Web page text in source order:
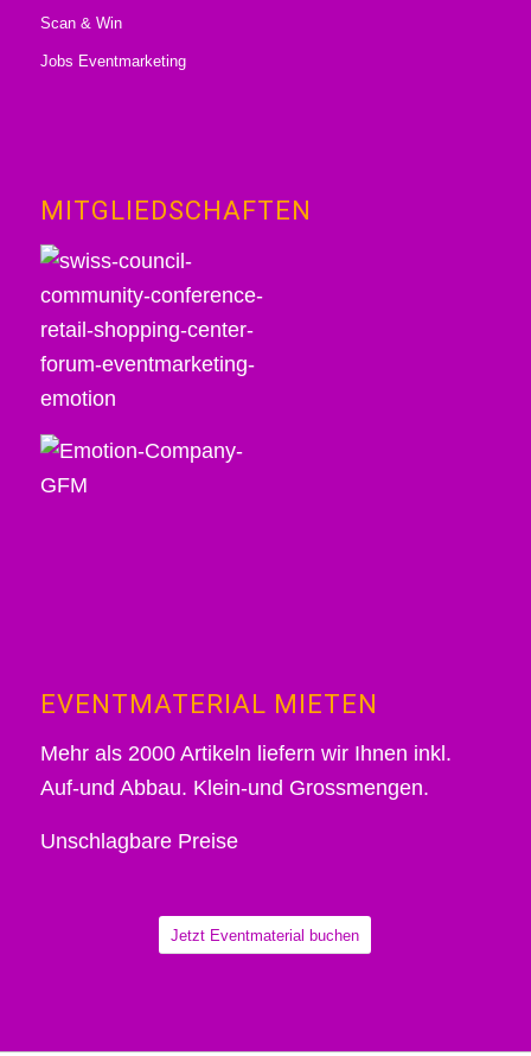
Scan & Win
Jobs Eventmarketing
MITGLIEDSCHAFTEN
EVENTMATERIAL MIETEN
Mehr als 2000 Artikeln liefern wir Ihnen inkl.
Auf-und Abbau. Klein-und Grossmengen.
Unschlagbare Preise
Jetzt Eventmaterial buchen